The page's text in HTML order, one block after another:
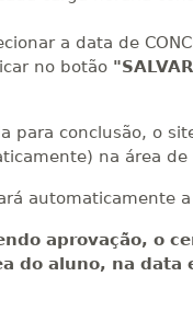
a data de
no botão
para conclusão, o
na área de
automaticamente
aprovação, o
do aluno, na data